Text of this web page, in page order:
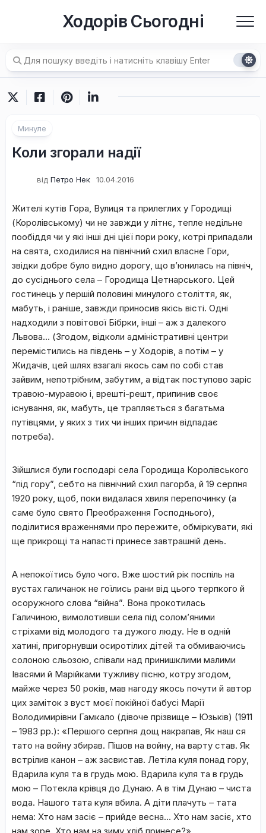
Ходорів Сьогодні
Минуле
Коли згорали надії
від Петро Нек 10.04.2016
Жителі кутів Гора, Вулиця та прилеглих у Городищі
(Королівському) чи не завжди у літнє, тепле недільне
пообіддя чи у які інші дні цієї пори року, котрі припадали
на свята, сходилися на північний схил власне Гори,
звідки добре було видно дорогу, що в’юнилась на північ,
до сусіднього села – Городища Цетнарського. Цей
гостинець у першій половині минулого століття, як,
мабуть, і раніше, завжди приносив якісь вісті. Одні
надходили з повітової Бібрки, інші – аж з далекого
Львова… (Згодом, відколи адміністративні центри
перемістились на південь – у Ходорів, а потім – у
Жидачів, цей шлях взагалі якось сам по собі став
зайвим, непотрібним, забутим, а відтак поступово заріс
травою-муравою і, врешті-решт, припинив своє
існування, як, мабуть, це трапляється з багатьма
путівцями, у яких з тих чи інших причин відпадає
потреба).
Зійшлися були господарі села Городища Королівського
“під гору”, себто на північний схил пагорба, й 19 серпня
1920 року, щоб, поки видалася хвиля перепочинку (а
саме було свято Преображення Господнього),
поділитися враженнями про пережите, обміркувати, які
ще прикрощі та напасті принесе завтрашній день.
А непокоїтись було чого. Вже шостий рік поспіль на
вустах галичанок не гоїлись рани від цього терпкого й
осоружного слова “війна”. Вона прокотилась
Галичиною, вимолотивши села під солом’яними
стріхами від молодого та дужого люду. Не в одній
хатині, пригорнувши осиротілих дітей та обмиваючись
солоною сльозою, співали над принишклими малими
Івасями й Марійками тужливу пісню, котру згодом,
майже через 50 років, мав нагоду якось почути й автор
цих заміток з вуст моєї покійної бабусі Марії
Володимирівни Гамкало (дівоче прізвище – Юзьків) (1911
– 1983 рр.): «Першого серпня дощ накрапав, Як наш ся
тато на войну збирав. Пішов на войну, на варту став. Як
встрілив канон – аж засвистав. Летіла куля понад гору,
Вдарила куля та в грудь мою. Вдарила куля та в грудь
мою – Потекла крівця до Дунаю. А в тім Дунаю – чиста
вода. Нашого тата куля вбила. А діти плачуть – тата
нема: Хто нам засіє – прийде весна… Хто нам засіє, хто